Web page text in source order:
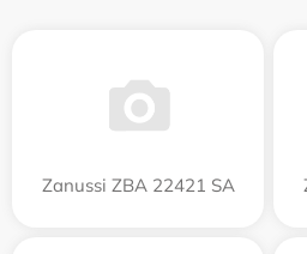
Zanussi ZBA 22421 SA